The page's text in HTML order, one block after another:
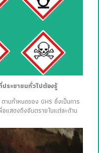
ระชาชนทั่วไปต้องรู้
มกำหนดของ GHS ซึ่งเป็นการ
อแสดงถึงอันตรายในแต่ละด้าน